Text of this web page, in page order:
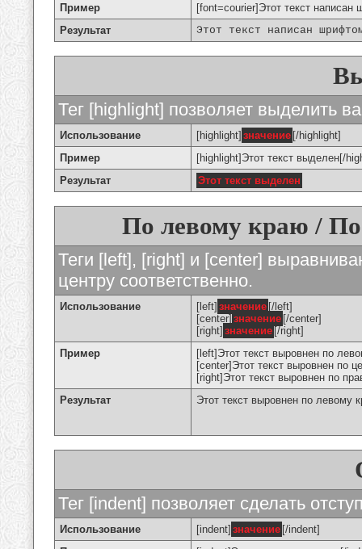
Пример
[font=courier]Этот текст
Результат
Этот текст написан
Тег [highlight] позволяет выделить
Использование [highlight] значение [/highlight]
Пример
[highlight]Этот текст выделен[/
Результат
Этот текст выделен
По левому краю /
Теги [left], [right] и [center]
центру соответственно.
Использование [left] значение [/left]
[center] значение [/center]
[right] значение [/right]
Пример
[left]Этот текст выровнен по
[center]Этот текст выровнен по
[right]Этот текст выровнен по
Результат
Этот текст выровнен по левому
Тег [indent] позволяет сделать
Использование [indent] значение [/indent]